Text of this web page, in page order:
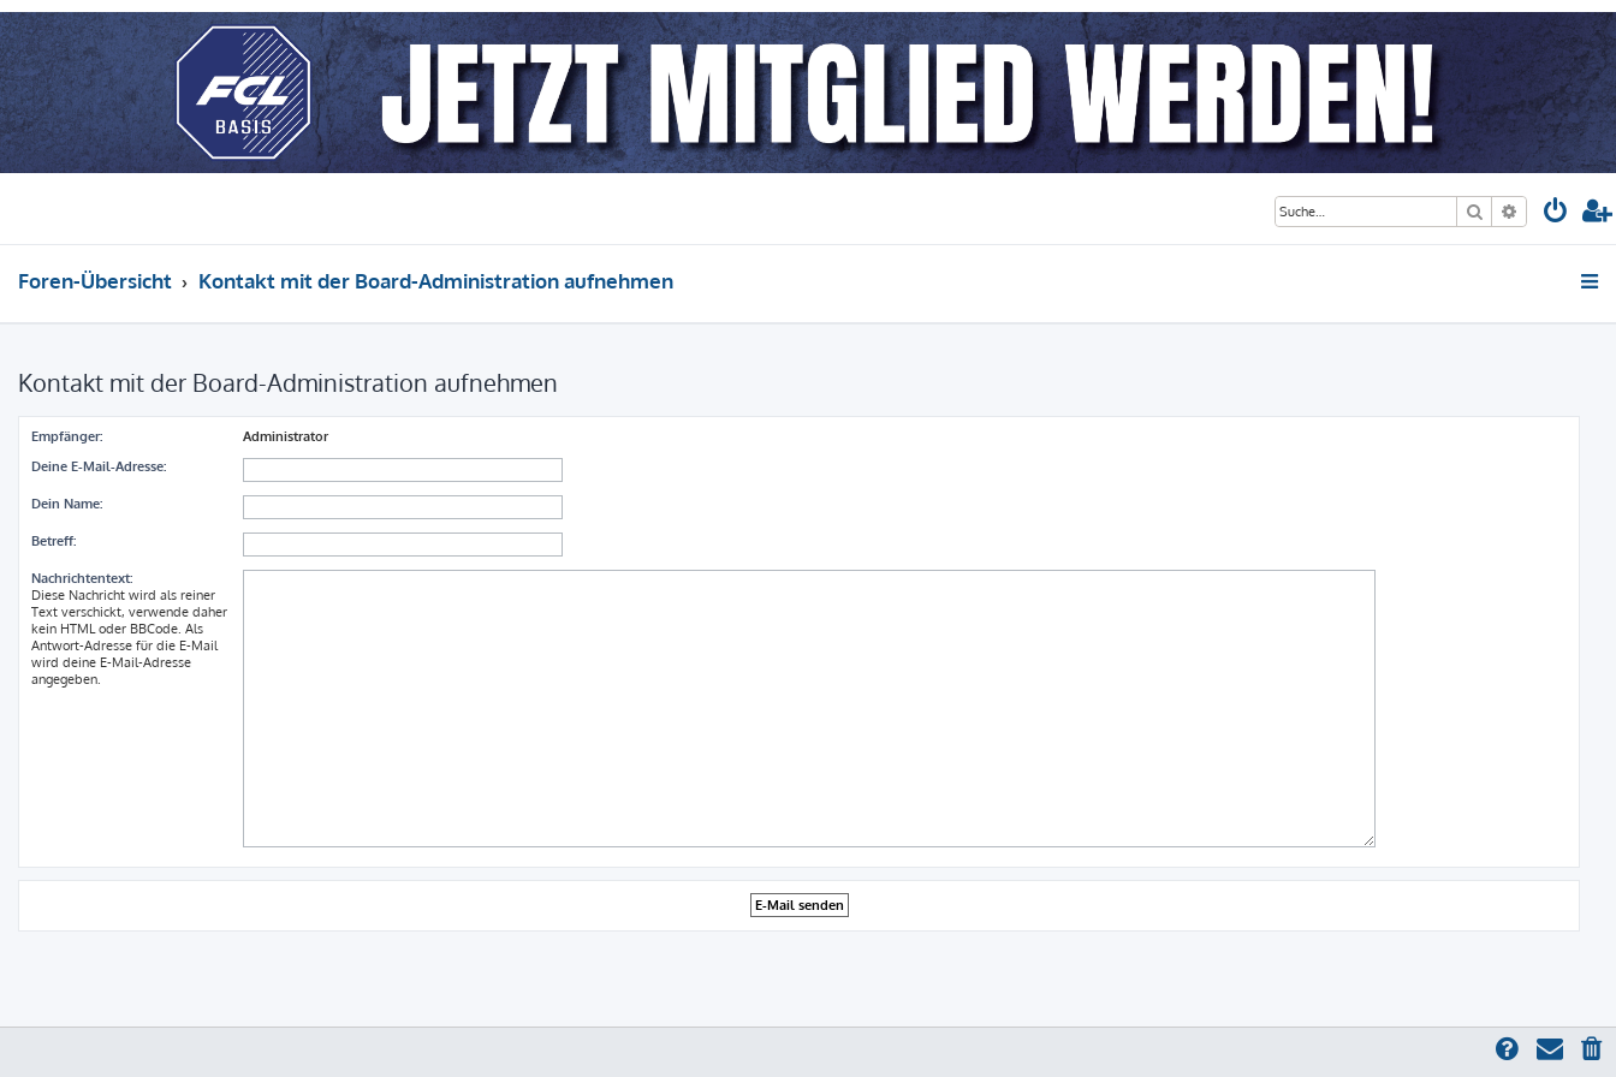
Suche Erweiterte
Foren-Übersicht Kontakt mit der Board-Administration aufnehmen
Kontakt mit der Board-Administration aufnehmen
Empfänger:
Administrator
Deine E-Mail-Adresse:
Dein Name:
Betreff:
Nachrichtentext:
Diese Nachricht wird als reiner
Text verschickt, verwende daher
kein HTML oder BBCode. Als
Antwort-Adresse für die E-Mail
wird deine E-Mail-Adresse
angegeben.